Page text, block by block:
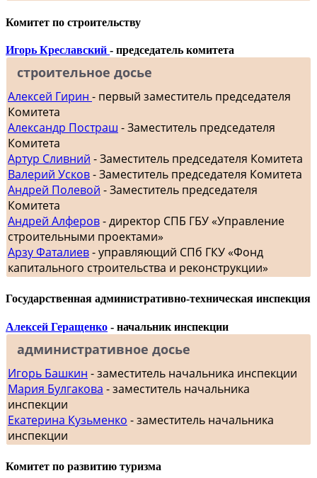
Комитет по строительству
Игорь Креславский - председатель комитета
строительное досье
Алексей Гирин - первый заместитель председателя
Комитета
Александр Постраш - Заместитель председателя
Комитета
Артур Сливний - Заместитель председателя Комитета
Валерий Усков- Заместитель председателя Комитета
Андрей Полевой - Заместитель председателя
Комитета
Андрей Алферов- директор СПБ ГБУ «Управление
строительными проектами»
Арзу Фаталиев- управляющий СПб ГКУ «Фонд
капитального строительства и реконструкции»
Государственная административно-техническая инспекция
Алексей Геращенко - начальник инспекции
административное досье
Игорь Башкин - заместитель начальника инспекции
Мария Булгакова - заместитель начальника
инспекции
Екатерина Кузьменко - заместитель начальника
инспекции
Комитет по развитию туризма